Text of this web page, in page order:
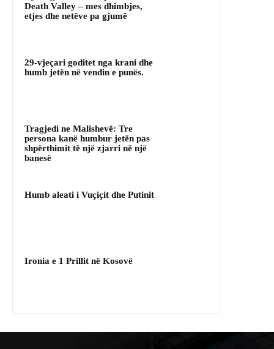
Death Valley – mes dhimbjes,
etjes dhe netëve pa gjumë
29-vjeçari goditet nga krani dhe
humb jetën në vendin e punës.
Tragjedi ne Malishevë: Tre
persona kanë humbur jetën pas
shpërthimit të një zjarri në një
banesë
Humb aleati i Vuçiçit dhe Putinit
Ironia e 1 Prillit në Kosovë